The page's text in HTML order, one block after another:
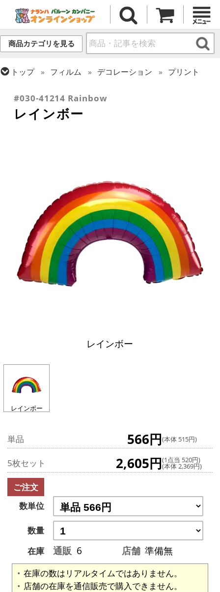
商品カテゴリを見る
トップ フィルム デコレーション
プリント
#030-41214 Rainbow
レインボー
レインボー
レインボー
単品 566円(本体 515円)
5枚セット 2,605円(1点当 520円)
(本体 2,369円)
ご注文
数単位
数量
在庫
通販 6 店舗 準備無
在庫の数はリアルタイムではありません。
店舗の在庫を通信販売で購入できません。